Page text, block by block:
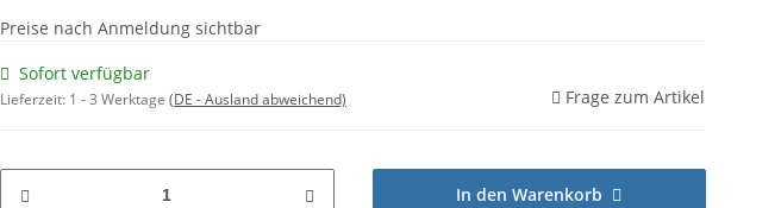
Preise nach Anmeldung sichtbar
Sofort verfügbar
Lieferzeit: 1 - 3 Werktage (DE - Ausland abweichend) Frage zum Artikel
In den Warenkorb